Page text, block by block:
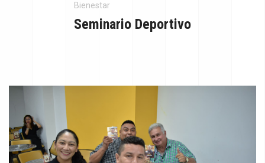
Bienestar
Seminario Deportivo